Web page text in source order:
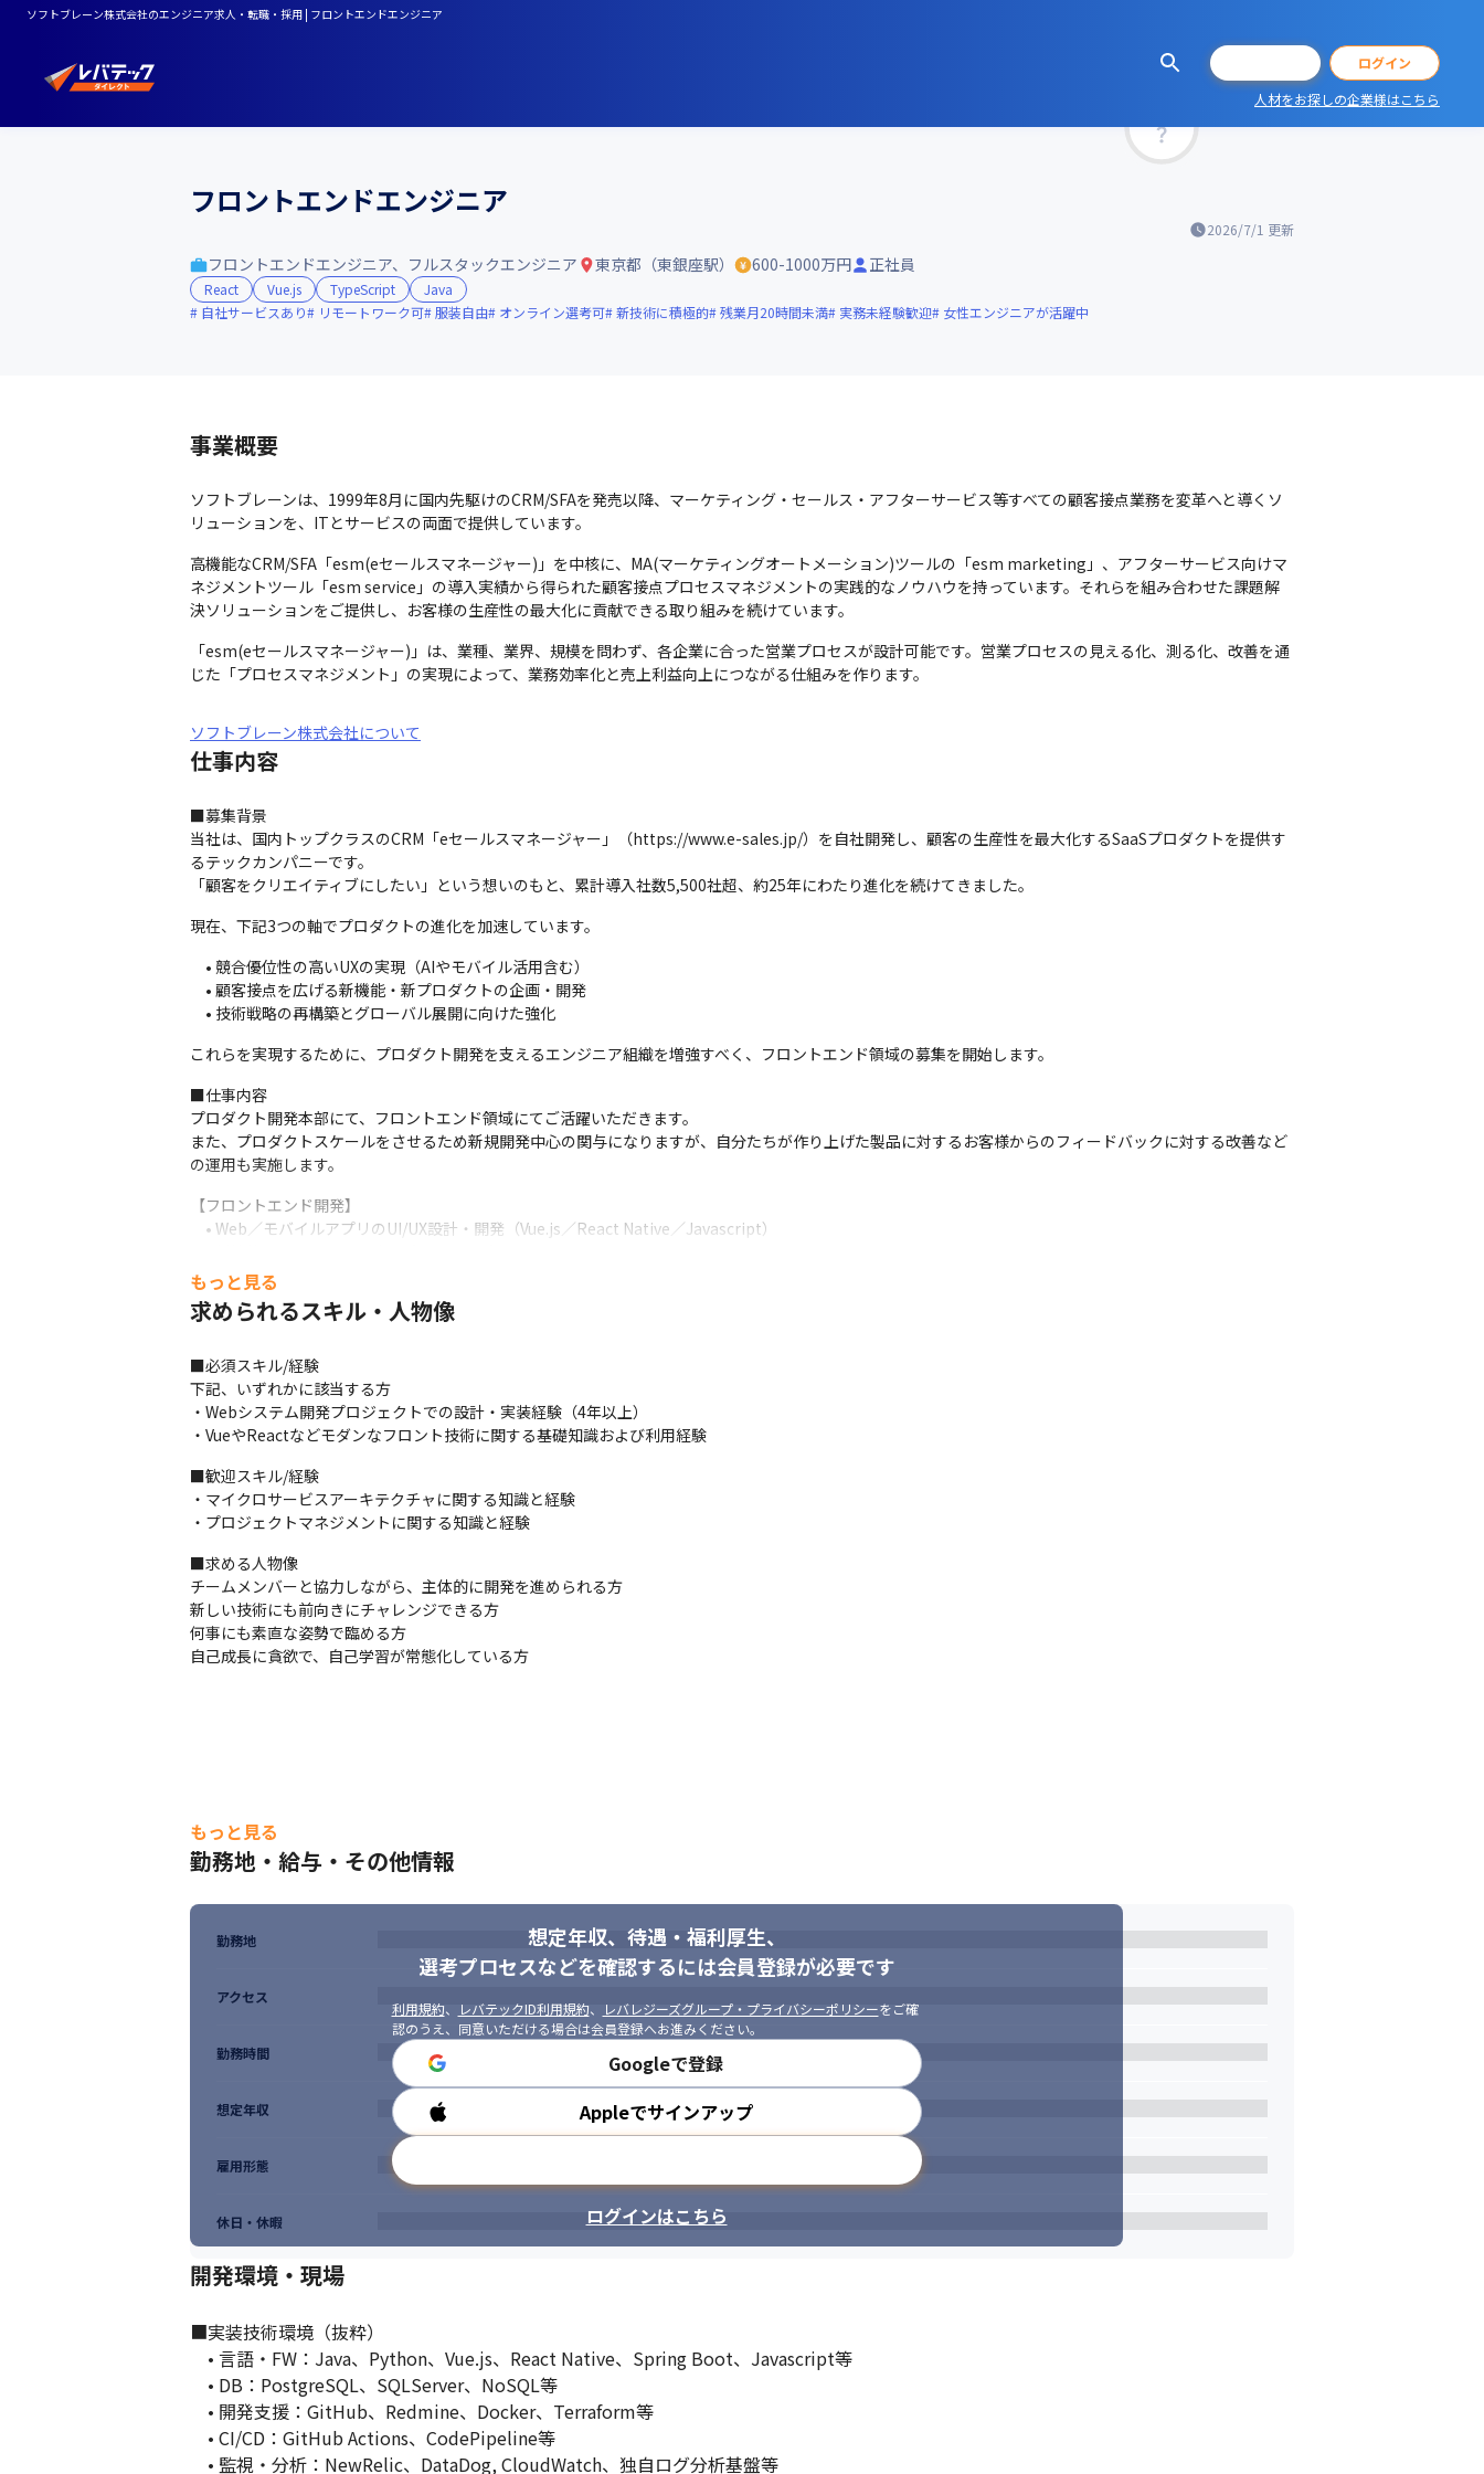
ソフトブレーン株式会社のエンジニア求人・転職・採用 | フロントエンドエンジニア
ログイン
人材をお探しの企業様はこちら
フロントエンドエンジニア
2026/7/1 更新
フロントエンドエンジニア、フルスタックエンジニア 東京都（東銀座駅） 600-1000万円 正社員
React Vue.js TypeScript
Java
自社サービスあり
リモートワーク可 服装自由 オンライン選考可 新技術に積極的 残業月20時間未満 実務未経験歓迎 女性エンジニアが活躍中
事業概要
ソフトブレーンは、1999年8月に国内先駆けのCRM/SFAを発売以降、マーケティング・セールス・アフターサービス等すべての顧客接点業務を変革へと導くソ
リューションを、ITとサービスの両面で提供しています。
高機能なCRM/SFA「esm(eセールスマネージャー)」を中核に、MA(マーケティングオートメーション)ツールの「esm marketing」、アフターサービス向けマ
ネジメントツール「esm service」の導入実績から得られた顧客接点プロセスマネジメントの実践的なノウハウを持っています。それらを組み合わせた課題解
決ソリューションをご提供し、お客様の生産性の最大化に貢献できる取り組みを続けています。
「esm(eセールスマネージャー)」は、業種、業界、規模を問わず、各企業に合った営業プロセスが設計可能です。営業プロセスの見える化、測る化、改善を通
じた「プロセスマネジメント」の実現によって、業務効率化と売上利益向上につながる仕組みを作ります。
ソフトブレーン株式会社について
仕事内容
■募集背景
当社は、国内トップクラスのCRM「eセールスマネージャー」（https://www.e-sales.jp/）を自社開発し、顧客の生産性を最大化するSaaSプロダクトを提供す
るテックカンパニーです。
「顧客をクリエイティブにしたい」という想いのもと、累計導入社数5,500社超、約25年にわたり進化を続けてきました。
現在、下記3つの軸でプロダクトの進化を加速しています。
• 競合優位性の高いUXの実現（AIやモバイル活用含む）
• 顧客接点を広げる新機能・新プロダクトの企画・開発
• 技術戦略の再構築とグローバル展開に向けた強化
これらを実現するために、プロダクト開発を支えるエンジニア組織を増強すべく、フロントエンド領域の募集を開始します。
■仕事内容
プロダクト開発本部にて、フロントエンド領域にてご活躍いただきます。
また、プロダクトスケールをさせるため新規開発中心の関与になりますが、自分たちが作り上げた製品に対するお客様からのフィードバックに対する改善など
の運用も実施します。
【フロントエンド開発】
• Web／モバイルアプリのUI/UX設計・開発（Vue.js／React Native／Javascript）
• パフォーマンスチューニング、アクセシビリティ改善
• デザイナー・PdMと連携したプロダクト仕様策定や技術選定
• チーム開発におけるコードレビュー・設計レビュー
• 開発プロジェクトの推進、スクラムイベント参加
• 技術課題の発見・提案と改善の推進
• 開発環境の整備（CI/CD・コード品質向上など）
■組織構成
• プロダクト開発本部：約120名（※2025年12月時点）
• 年齢層：20代後半がボリュームゾーン／新卒〜ベテランまで在籍
• 中途・新卒入社比率はおよそ5:5
もっと見る
求められるスキル・人物像
■必須スキル/経験
下記、いずれかに該当する方
・Webシステム開発プロジェクトでの設計・実装経験（4年以上）
・VueやReactなどモダンなフロント技術に関する基礎知識および利用経験
■歓迎スキル/経験
・マイクロサービスアーキテクチャに関する知識と経験
・プロジェクトマネジメントに関する知識と経験
■求める人物像
チームメンバーと協力しながら、主体的に開発を進められる方
新しい技術にも前向きにチャレンジできる方
何事にも素直な姿勢で臨める方
自己成長に貪欲で、自己学習が常態化している方
もっと見る
勤務地・給与・その他情報
想定年収、待遇・福利厚生、
選考プロセスなどを確認するには会員登録が必要です
利用規約、 レバテックID利用規約、 レバレジーズグループ・プライバシーポリシーをご確
認のうえ、同意いただける場合は会員登録へお進みください。
Googleで登録
Appleでサインアップ
ログインはこちら
勤務地
アクセス
勤務時間
想定年収
雇用形態
休日・休暇
開発環境・現場
■実装技術環境（抜粋）
• 言語・FW：Java、Python、Vue.js、React Native、Spring Boot、Javascript等
• DB：PostgreSQL、SQLServer、NoSQL等
• 開発支援：GitHub、Redmine、Docker、Terraform等
• CI/CD：GitHub Actions、CodePipeline等
• 監視・分析：NewRelic、DataDog, CloudWatch、独自ログ分析基盤等